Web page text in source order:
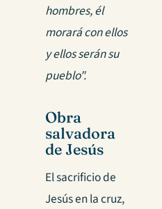
hombres, él
morará con ellos
y ellos serán su
pueblo".
Obra
salvadora
de Jesús
El sacrificio de
Jesús en la cruz,